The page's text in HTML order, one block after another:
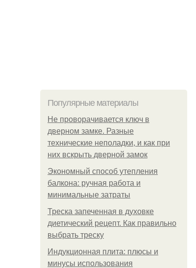
Популярные материалы
Не проворачивается ключ в
дверном замке. Разные
технические неполадки, и как при
них вскрыть дверной замок
Экономный способ утепления
балкона: ручная работа и
минимальные затраты
Треска запеченная в духовке
диетический рецепт. Как правильно
выбрать треску
Индукционная плита: плюсы и
минусы использования